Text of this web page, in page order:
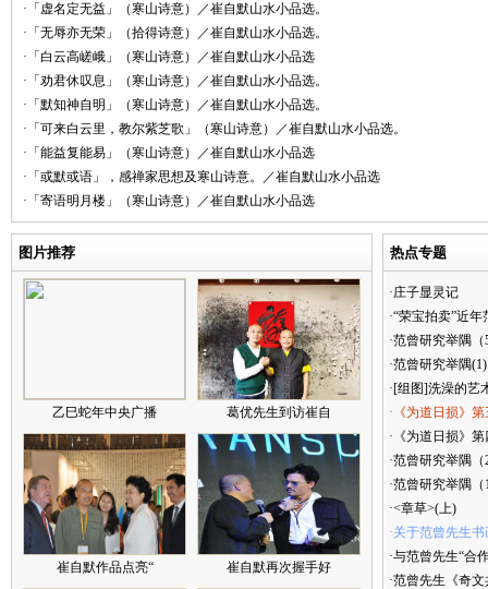
·「虚名定无益」（寒山诗意）／崔自默山水小品选。
·「无辱亦无荣」（拾得诗意）／崔自默山水小品选。
·「白云高嵯峨」（寒山诗意）／崔自默山水小品选
·「劝君休叹息」（寒山诗意）／崔自默山水小品选。
·「默知神自明」（寒山诗意）／崔自默山水小品选。
·「可来白云里，教尔紫芝歌」（寒山诗意）／崔自默山水小品选。
·「能益复能易」（寒山诗意）／崔自默山水小品选
·「或默或语」，感禅家思想及寒山诗意。／崔自默山水小品选
·「寄语明月楼」（寒山诗意）／崔自默山水小品选
图片推荐
乙巳蛇年中央广播 葛优先生到访崔自
崔自默作品点亮“ 崔自默再次握手好
热点专题
·庄子显灵记
·“荣宝拍卖”近
·范曾研究举隅（
·范曾研究举隅(1)
·[组图]洗澡的艺
·《为道日损》
·《为道日损》
·范曾研究举隅（
·范曾研究举隅（
·<章草>(上)
·关于范曾先生
·与范曾先生“合
·范曾先生《奇